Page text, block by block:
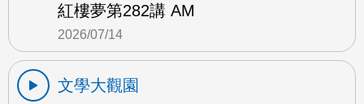
紅樓夢第282講 AM
2026/07/14
文學大觀園